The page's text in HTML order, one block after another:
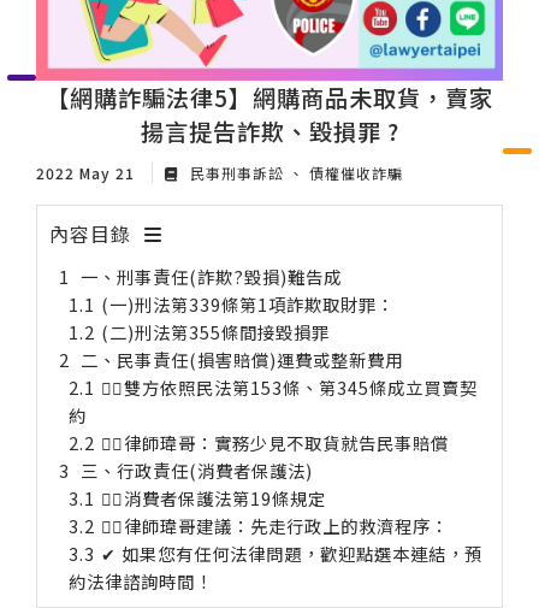
【網購詐騙法律5】網購商品未取貨，賣家
揚言提告詐欺、毀損罪 ?
2022 May 21 民事刑事訴訟 債權催收詐騙
內容目錄
一、刑事責任(詐欺?毀損)難告成
(一)刑法第339條第1項詐欺取財罪：
(二)刑法第355條間接毀損罪
二、民事責任(損害賠償)運費或整新費用
🧑‍⚖雙方依照民法第153條、第345條成立買賣契
約
🧑‍⚖律師瑋哥：實務少見不取貨就告民事賠償
三、行政責任(消費者保護法)
🧑‍⚖消費者保護法第19條規定
🧑‍⚖律師瑋哥建議：先走行政上的救濟程序：
✔ 如果您有任何法律問題，歡迎點選本連結，預
約法律諮詢時間！